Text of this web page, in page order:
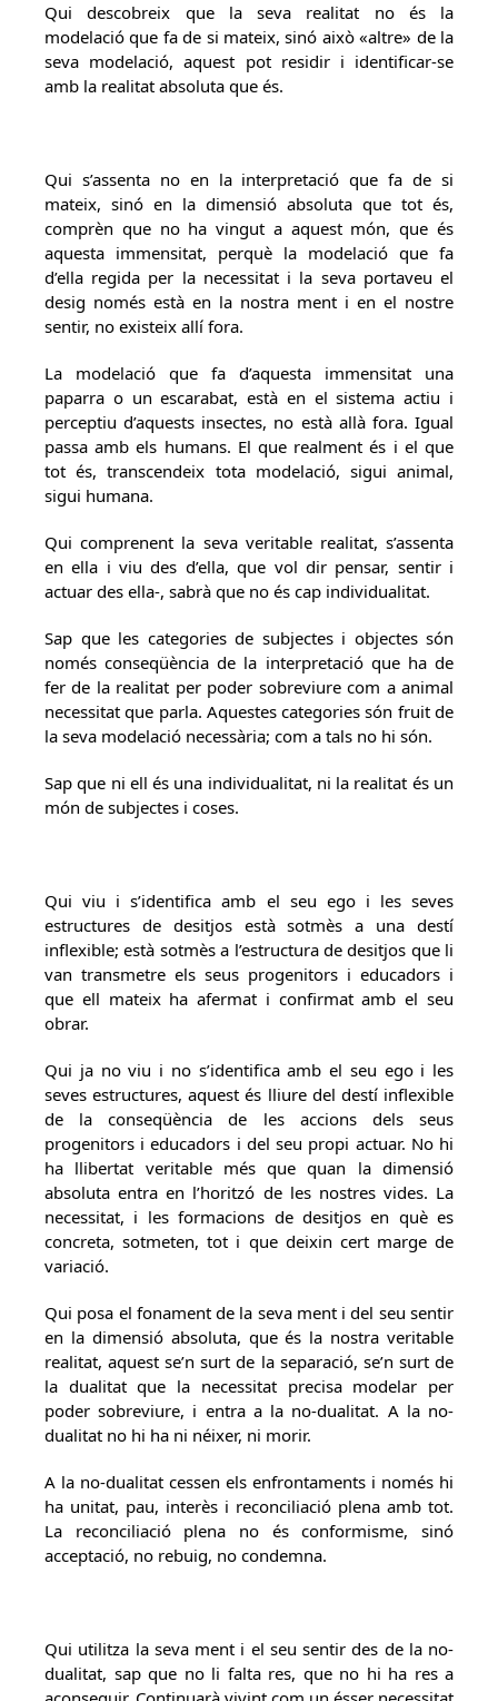
Qui descobreix que la seva realitat no és la
modelació que fa de si mateix, sinó això «altre» de la
seva modelació, aquest pot residir i identificar-se
amb la realitat absoluta que és.
Qui s’assenta no en la interpretació que fa de si
mateix, sinó en la dimensió absoluta que tot és,
comprèn que no ha vingut a aquest món, que és
aquesta immensitat, perquè la modelació que fa
d’ella regida per la necessitat i la seva portaveu el
desig només està en la nostra ment i en el nostre
sentir, no existeix allí fora.
La modelació que fa d’aquesta immensitat una
paparra o un escarabat, està en el sistema actiu i
perceptiu d’aquests insectes, no està allà fora. Igual
passa amb els humans. El que realment és i el que
tot és, transcendeix tota modelació, sigui animal,
sigui humana.
Qui comprenent la seva veritable realitat, s’assenta
en ella i viu des d’ella, que vol dir pensar, sentir i
actuar des ella-, sabrà que no és cap individualitat.
Sap que les categories de subjectes i objectes són
només conseqüència de la interpretació que ha de
fer de la realitat per poder sobreviure com a animal
necessitat que parla. Aquestes categories són fruit de
la seva modelació necessària; com a tals no hi són.
Sap que ni ell és una individualitat, ni la realitat és un
món de subjectes i coses.
Qui viu i s’identifica amb el seu ego i les seves
estructures de desitjos està sotmès a una destí
inflexible; està sotmès a l’estructura de desitjos que li
van transmetre els seus progenitors i educadors i
que ell mateix ha afermat i confirmat amb el seu
obrar.
Qui ja no viu i no s’identifica amb el seu ego i les
seves estructures, aquest és lliure del destí inflexible
de la conseqüència de les accions dels seus
progenitors i educadors i del seu propi actuar. No hi
ha llibertat veritable més que quan la dimensió
absoluta entra en l’horitzó de les nostres vides. La
necessitat, i les formacions de desitjos en què es
concreta, sotmeten, tot i que deixin cert marge de
variació.
Qui posa el fonament de la seva ment i del seu sentir
en la dimensió absoluta, que és la nostra veritable
realitat, aquest se’n surt de la separació, se’n surt de
la dualitat que la necessitat precisa modelar per
poder sobreviure, i entra a la no-dualitat. A la no-
dualitat no hi ha ni néixer, ni morir.
A la no-dualitat cessen els enfrontaments i només hi
ha unitat, pau, interès i reconciliació plena amb tot.
La reconciliació plena no és conformisme, sinó
acceptació, no rebuig, no condemna.
Qui utilitza la seva ment i el seu sentir des de la no-
dualitat, sap que no li falta res, que no hi ha res a